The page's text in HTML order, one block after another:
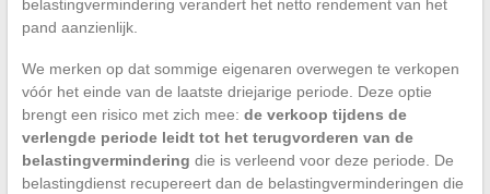
belastingvermindering verandert het netto rendement van het
pand aanzienlijk.
We merken op dat sommige eigenaren overwegen te verkopen
vóór het einde van de laatste driejarige periode. Deze optie
brengt een risico met zich mee: de verkoop tijdens de
verlengde periode leidt tot het terugvorderen van de
belastingvermindering die is verleend voor deze periode. De
belastingdienst recupereert dan de belastingverminderingen die